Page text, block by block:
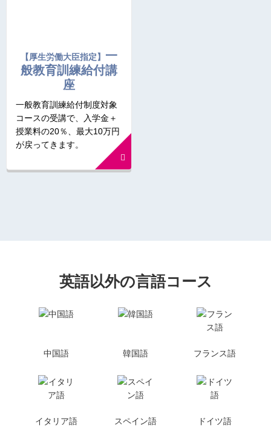
【厚生労働大臣指定】 一
般教育訓練給付講
座
一般教育訓練給付制度対象
コースの受講で、入学金＋
授業料の20％、最大10万円
が戻ってきます。
英語以外の言語コース
中国語 韓国語 フランス語
イタリア語 スペイン語 ドイツ語